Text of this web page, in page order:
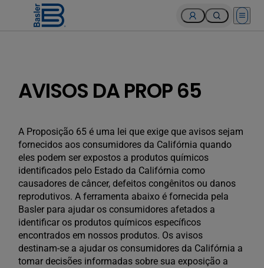
Open
AVISOS DA PROP 65
A Proposição 65 é uma lei que exige que avisos sejam
fornecidos aos consumidores da Califórnia quando
eles podem ser expostos a produtos químicos
identificados pelo Estado da Califórnia como
causadores de câncer, defeitos congênitos ou danos
reprodutivos. A ferramenta abaixo é fornecida pela
Basler para ajudar os consumidores afetados a
identificar os produtos químicos específicos
encontrados em nossos produtos. Os avisos
destinam-se a ajudar os consumidores da Califórnia a
tomar decisões informadas sobre sua exposição a